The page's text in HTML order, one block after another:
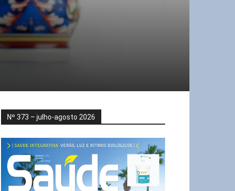
Nº 373 – julho-agosto 2026